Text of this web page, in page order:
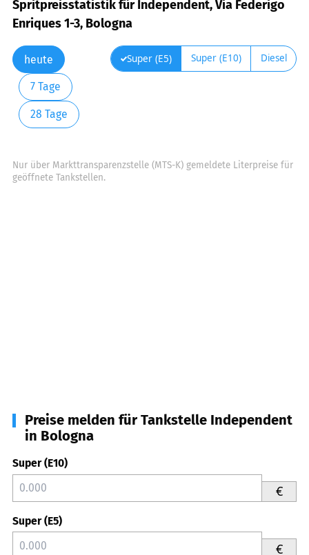
Spritpreisstatistik für Independent, Via Federigo
Enriques 1-3, Bologna
heute
7 Tage
28 Tage
Super (E5) Super (E10) Diesel
Nur über Markttransparenzstelle (MTS-K) gemeldete Literpreise für
geöffnete Tankstellen.
Preise melden für Tankstelle Independent
in Bologna
Super (E10)
€
Super (E5)
€